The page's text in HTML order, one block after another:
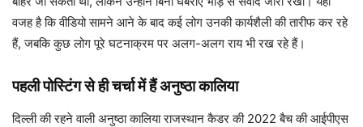
वजह है कि वीडियो सामने आने के बाद कई लोग उनकी कार्यशैली की तारीफ कर रहे
हैं, जबकि कुछ लोग पूरे घटनाक्रम पर अलग-अलग राय भी रख रहे हैं।
पहली पोस्टिंग से ही चर्चा में हैं अनुष्ठा कालिया
दिल्ली की रहने वाली अनुष्ठा कालिया राजस्थान कैडर की 2022 बैच की आईपीएस